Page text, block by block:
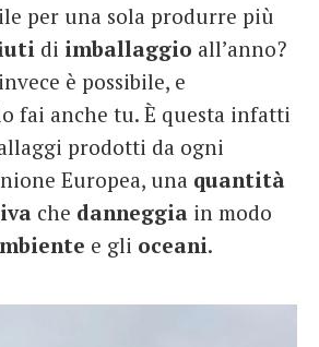
per una sola produrre più
di imballaggio all’anno?
è possibile, e
fai anche tu. È questa infatti
prodotti da ogni
Europea, una quantità
che danneggia in modo
e gli oceani.